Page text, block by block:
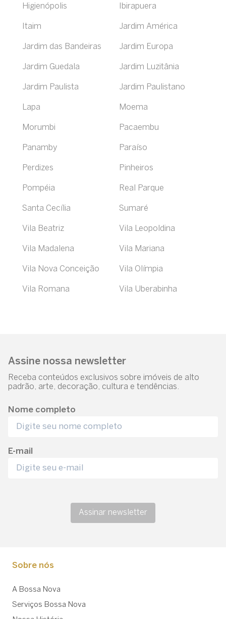
Higienópolis Ibirapuera
Itaim Jardim América
Jardim das Bandeiras Jardim Europa
Jardim Guedala Jardim Luzitânia
Jardim Paulista Jardim Paulistano
Lapa Moema
Morumbi Pacaembu
Panamby Paraíso
Perdizes Pinheiros
Pompéia Real Parque
Santa Cecília Sumaré
Vila Beatriz Vila Leopoldina
Vila Madalena Vila Mariana
Vila Nova Conceição Vila Olímpia
Vila Romana Vila Uberabinha
Assine nossa newsletter
Receba conteúdos exclusivos sobre imóveis de alto
padrão, arte, decoração, cultura e tendências.
Nome completo
E-mail
Assinar newsletter
Sobre nós
A Bossa Nova
Serviços Bossa Nova